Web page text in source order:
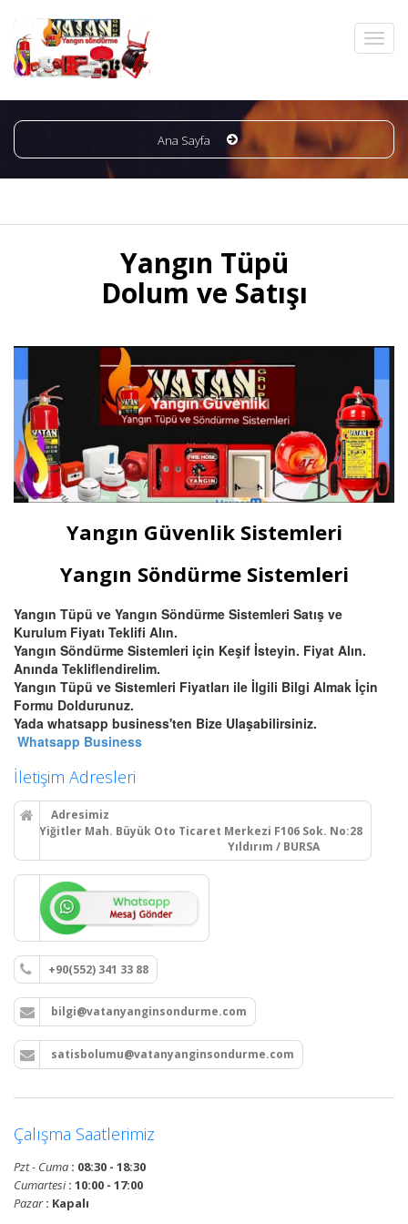
Ana Sayfa
Yangın Tüpü
Dolum ve Satışı
Yangın Güvenlik Sistemleri
Yangın Söndürme Sistemleri
Yangın Tüpü ve Yangın Söndürme Sistemleri Satış ve
Kurulum Fiyatı Teklifi Alın.
Yangın Söndürme Sistemleri için Keşif İsteyin. Fiyat Alın.
Anında Tekliflendirelim.
Yangın Tüpü ve Sistemleri Fiyatları ile İlgili Bilgi Almak İçin
Formu Doldurunuz.
Yada whatsapp business'ten Bize Ulaşabilirsiniz.
Whatsapp Business
İletişim Adresleri
Adresimiz
Yiğitler Mah. Büyük Oto Ticaret Merkezi F106 Sok. No:28
Yıldırım / BURSA
+90(552) 341 33 88
bilgi@vatanyanginsondurme.com
satisbolumu@vatanyanginsondurme.com
Çalışma Saatlerimiz
Pzt - Cuma : 08:30 - 18:30
Cumartesi: 10:00 - 17:00
Pazar: Kapalı